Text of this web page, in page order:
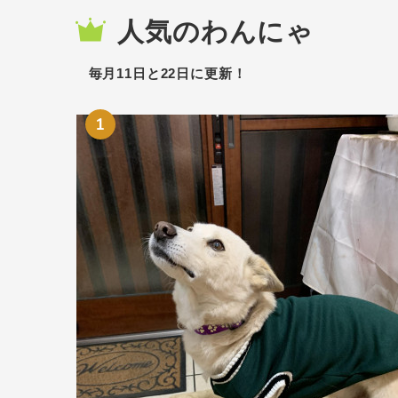
人気のわんにゃ
毎月11日と22日に更新！
1